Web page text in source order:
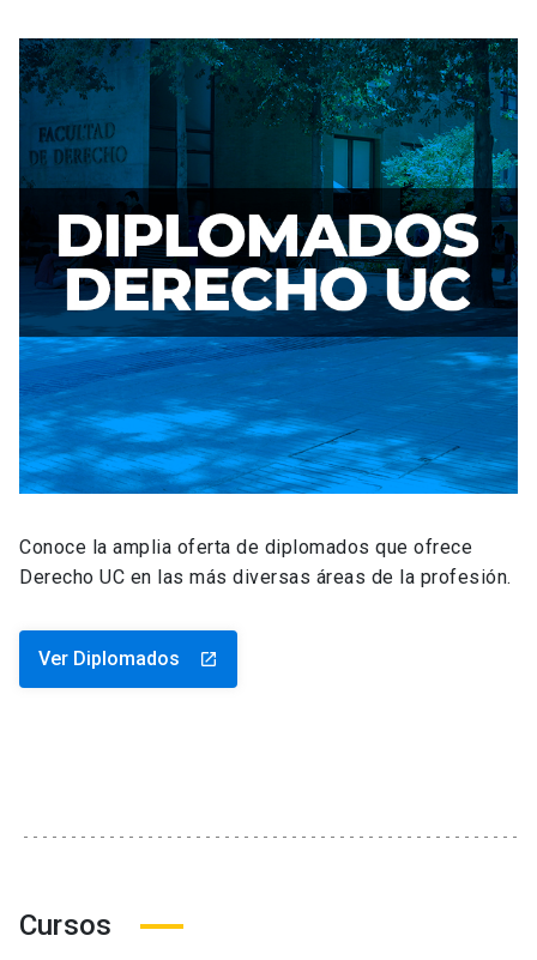
Conoce la amplia oferta de diplomados que ofrece
Derecho UC en las más diversas áreas de la profesión.
Ver Diplomados launch
Cursos